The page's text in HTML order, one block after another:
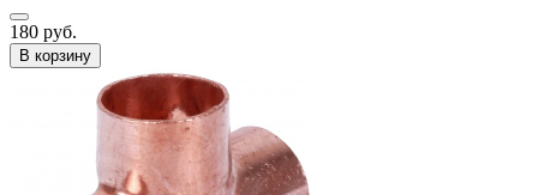
180 руб.
В корзину